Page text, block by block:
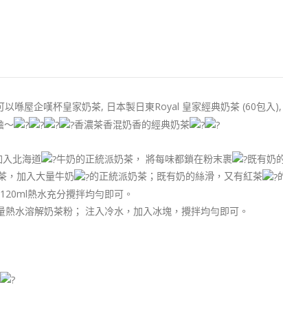
以喺屋企嘆杯皇家奶茶, 日本製日東Royal 皇家經典奶茶 (60包
～
香濃茶香混奶香的經典奶茶
入北海道 牛奶的正統派奶茶， 將每味都鎖在粉末裹
既有奶
，加入大量牛奶 的正統派奶茶；既有奶的絲滑，又有紅茶
熱水充分攪拌均勻即可。
水溶解奶茶粉； 注入冷水，加入冰塊，攪拌均勻即可。